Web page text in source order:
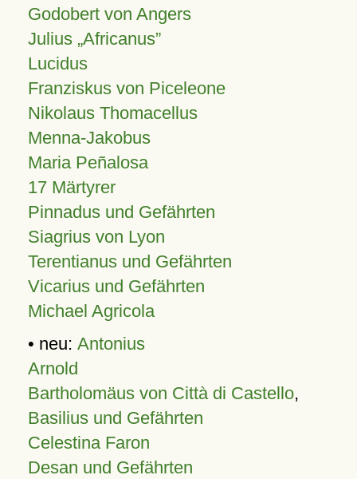
Godobert von Angers
Julius Africanus
Lucidus
Franziskus von Piceleone
Nikolaus Thomacellus
Menna-Jakobus
Maria Peñalosa
17 Märtyrer
Pinnadus und Gefährten
Siagrius von Lyon
Terentianus und Gefährten
Vicarius und Gefährten
Michael Agricola
• neu: Antonius
Arnold
Bartholomäus von Città di Castello,
Basilius und Gefährten
Celestina Faron
Desan und Gefährten